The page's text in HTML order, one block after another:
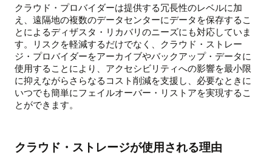
クラウド・プロバイダーは提供する冗長性のレベルに加
え、遠隔地の複数のデータセンターにデータを保存するこ
とによるディザスタ・リカバリのニーズにも対応していま
す。リスクを軽減するだけでなく、クラウド・ストレー
ジ・プロバイダーをアーカイブやバックアップ・データに
使用することにより、アクセシビリティへの影響を最小限
に抑えながらさらなるコスト削減を支援し、必要なときに
いつでも簡単にフェイルオーバー・リストアを実現するこ
とができます。
クラウド・ストレージが使用される理由